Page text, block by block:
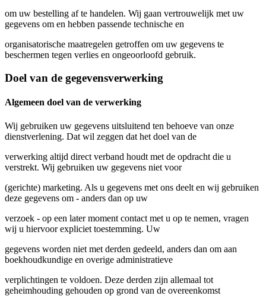
om uw bestelling af te handelen. Wij gaan vertrouwelijk met uw
gegevens om en hebben passende technische en
organisatorische maatregelen getroffen om uw gegevens te
beschermen tegen verlies en ongeoorloofd gebruik.
Doel van de gegevensverwerking
Algemeen doel van de verwerking
Wij gebruiken uw gegevens uitsluitend ten behoeve van onze
dienstverlening. Dat wil zeggen dat het doel van de
verwerking altijd direct verband houdt met de opdracht die u
verstrekt. Wij gebruiken uw gegevens niet voor
(gerichte) marketing. Als u gegevens met ons deelt en wij gebruiken
deze gegevens om - anders dan op uw
verzoek - op een later moment contact met u op te nemen, vragen
wij u hiervoor expliciet toestemming. Uw
gegevens worden niet met derden gedeeld, anders dan om aan
boekhoudkundige en overige administratieve
verplichtingen te voldoen. Deze derden zijn allemaal tot
geheimhouding gehouden op grond van de overeenkomst